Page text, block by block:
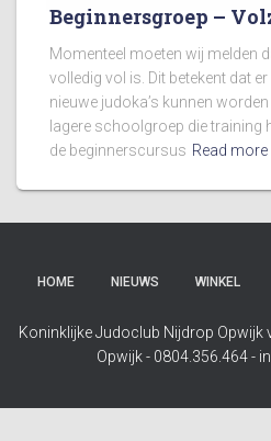
Beginnersgroep –
Momenteel moeten wij melden
volledig vol is. Dit betekent dat
nieuwe judoka’s kunnen
lagere schoolgroep die training
de beginnerscursus Read more
HOME NIEUWS WINKEL
Koninklijke Judoclub Nijdrop Opwijk
Opwijk - 0804.356.464 -